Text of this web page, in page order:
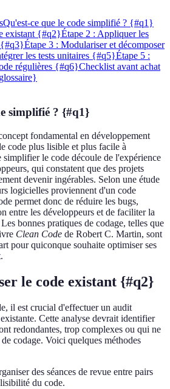
Qu'est-ce que le code simplifié ? {#q1}
existant {#q2}Étape 2 : Appliquer les
{#q3}Étape 3 : Modulariser et décomposer
les tests unitaires {#q5}Étape 5 :
régulières {#q6}Checklist avant achat
simplifié ? {#q1}
fondamental en développement
code plus lisible et plus facile à
simplifier le code découle de l'expérience
qui constatent que des projets
devenir ingérables. Selon une étude
logicielles proviennent d'un code
permet donc de réduire les bugs,
entre les développeurs et de faciliter la
bonnes pratiques de codage, telles que
Clean Code de Robert C. Martin, sont
pour quiconque souhaite optimiser ses
le code existant {#q2}
il est crucial d'effectuer un audit
Cette analyse devrait identifier
redondantes, trop complexes ou qui ne
codage. Voici quelques méthodes
des séances de revue entre pairs
du code.